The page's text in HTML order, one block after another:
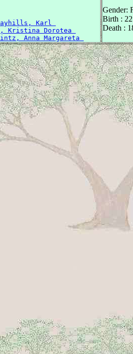
Karl
Kristina Dorotea
Anna Margareta
Gender:
Birth :
Death :